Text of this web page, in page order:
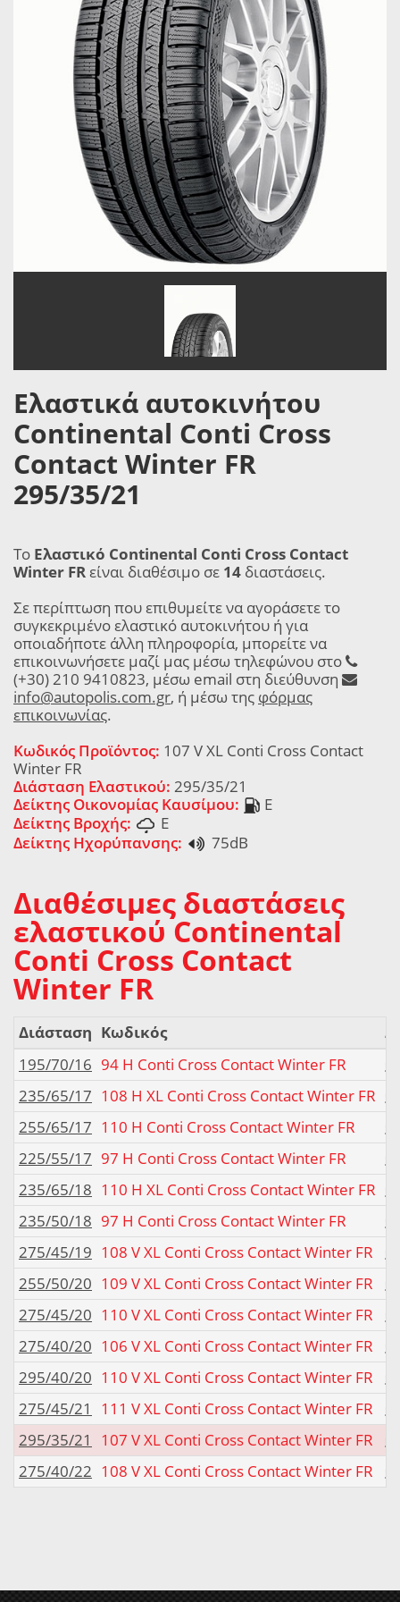
Ελαστικά αυτοκινήτου
Continental Conti Cross
Contact Winter FR
295/35/21
Το Ελαστικό Continental Conti Cross Contact
Winter FRείναι διαθέσιμο σε 14 διαστάσεις.
Σε περίπτωση που επιθυμείτε να αγοράσετε το
συγκεκριμένο ελαστικό αυτοκινήτου ή για
οποιαδήποτε άλλη πληροφορία, μπορείτε να
επικοινωνήσετε μαζί μας μέσω τηλεφώνου στο
(+30) 210 9410823, μέσω email στη διεύθυνση
info@autopolis.com.gr, ή μέσω της φόρμας
επικοινωνίας.
Κωδικός Προϊόντος: 107 V XL Conti Cross Contact
Winter FR
Διάσταση Ελαστικού: 295/35/21
Δείκτης Οικονομίας Καυσίμου:
E
Δείκτης Βροχής:
E
Δείκτης Ηχορύπανσης:
75dB
Διαθέσιμες διαστάσεις
ελαστικού Continental
Conti Cross Contact
Winter FR
Διάσταση Κωδικός
195/70/16 94 H Conti Cross Contact Winter FR
235/65/17 108 H XL Conti Cross Contact Winter FR
255/65/17 110 H Conti Cross Contact Winter FR
225/55/17 97 H Conti Cross Contact Winter FR
235/65/18 110 H XL Conti Cross Contact Winter FR
235/50/18 97 H Conti Cross Contact Winter FR
275/45/19 108 V XL Conti Cross Contact Winter FR
255/50/20 109 V XL Conti Cross Contact Winter FR
275/45/20 110 V XL Conti Cross Contact Winter FR
275/40/20 106 V XL Conti Cross Contact Winter FR
295/40/20 110 V XL Conti Cross Contact Winter FR
275/45/21
111 V XL Conti Cross Contact Winter FR
295/35/21
107 V XL Conti Cross Contact Winter FR
275/40/22 108 V XL Conti Cross Contact Winter FR